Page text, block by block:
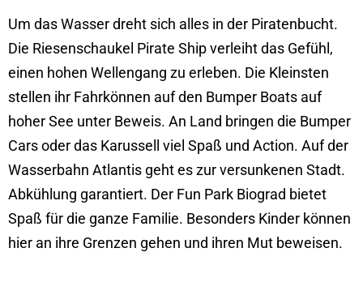
Um das Wasser dreht sich alles in der Piratenbucht.
Die Riesenschaukel Pirate Ship verleiht das Gefühl,
einen hohen Wellengang zu erleben. Die Kleinsten
stellen ihr Fahrkönnen auf den Bumper Boats auf
hoher See unter Beweis. An Land bringen die Bumper
Cars oder das Karussell viel Spaß und Action. Auf der
Wasserbahn Atlantis geht es zur versunkenen Stadt.
Abkühlung garantiert. Der Fun Park Biograd bietet
Spaß für die ganze Familie. Besonders Kinder können
hier an ihre Grenzen gehen und ihren Mut beweisen.